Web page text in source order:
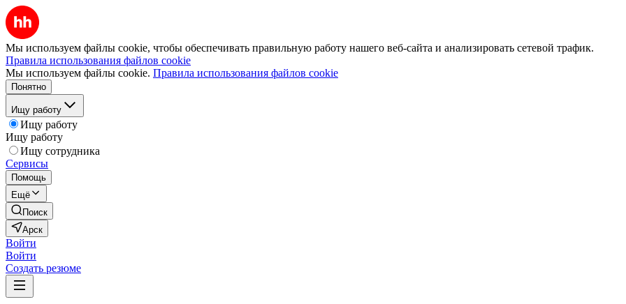
Мы используем файлы cookie, чтобы обеспечивать правильную работу нашего веб-сайта и анализировать сетевой трафик.
Правила использования файлов cookie
Мы используем файлы cookie. Правила использования файлов cookie
Понятно
Ищу работу
Ищу работу
Ищу работу
Ищу сотрудника
Сервисы
Помощь
Ещё
Поиск
Арск
Войти
Войти
Создать резюме